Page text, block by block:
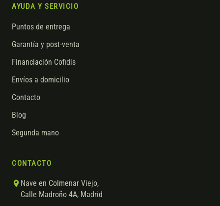
AYUDA Y SERVICIO
Puntos de entrega
Garantía y post-venta
Financiación Cofidis
Envíos a domicilio
Contacto
Blog
Segunda mano
CONTACTO
Nave en Colmenar Viejo,
Calle Madroño 4A, Madrid